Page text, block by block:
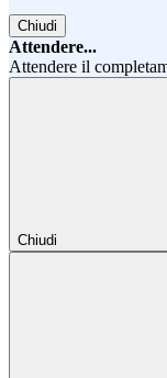
Chiudi
Attendere...
Attendere il
Chiudi